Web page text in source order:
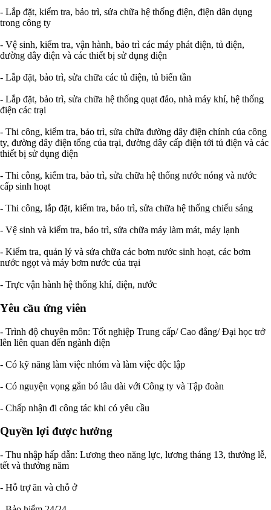
- Lắp đặt, kiểm tra, bảo trì, sửa chữa hệ thống điện, điện dân dụng
trong công ty
- Vệ sinh, kiểm tra, vận hành, bảo trì các máy phát điện, tủ điện,
đường dây điện và các thiết bị sử dụng điện
- Lắp đặt, bảo trì, sửa chữa các tủ điện, tủ biến tần
- Lắp đặt, bảo trì, sửa chữa hệ thống quạt đảo, nhà máy khí, hệ thống
điện các trại
- Thi công, kiểm tra, bảo trì, sửa chữa đường dây điện chính của công
ty, đường dây điện tổng của trại, đường dây cấp điện tới tủ điện và các
thiết bị sử dụng điện
- Thi công, kiểm tra, bảo trì, sửa chữa hệ thống nước nóng và nước
cấp sinh hoạt
- Thi công, lắp đặt, kiểm tra, bảo trì, sửa chữa hệ thống chiếu sáng
- Vệ sinh và kiểm tra, bảo trì, sửa chữa máy làm mát, máy lạnh
- Kiểm tra, quản lý và sửa chữa các bơm nước sinh hoạt, các bơm
nước ngọt và máy bơm nước của trại
- Trực vận hành hệ thống khí, điện, nước
Yêu cầu ứng viên
- Trình độ chuyên môn: Tốt nghiệp Trung cấp/ Cao đẳng/ Đại học trở
lên liên quan đến ngành điện
- Có kỹ năng làm việc nhóm và làm việc độc lập
- Có nguyện vọng gắn bó lâu dài với Công ty và Tập đoàn
- Chấp nhận đi công tác khi có yêu cầu
Quyền lợi được hưởng
- Thu nhập hấp dẫn: Lương theo năng lực, lương tháng 13, thưởng lễ,
tết và thưởng năm
- Hỗ trợ ăn và chỗ ở